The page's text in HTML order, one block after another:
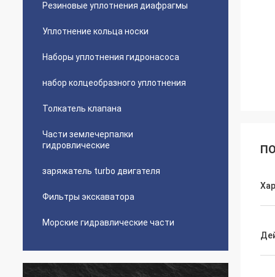
Резиновые уплотнения диафрагмы
Уплотнение кольца носки
Наборы уплотнения гидронасоса
набор колцеобразного уплотнения
Толкатель клапана
Части землечерпалки
гидровлические
заряжатель turbo двигателя
Фильтры экскаватора
Морские гидравлические части